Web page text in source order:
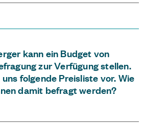
kann ein Budget von
zur Verfügung stellen.
folgende Preisliste vor. Wie
damit befragt werden?